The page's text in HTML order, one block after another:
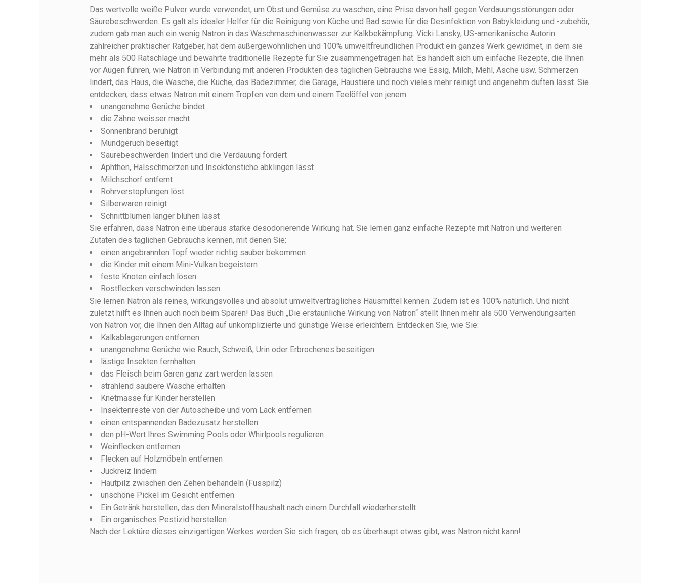
Das wertvolle weiße Pulver wurde verwendet, um Obst und Gemüse zu waschen, eine Prise davon half gegen Verdauungsstörungen oder
Säurebeschwerden. Es galt als idealer Helfer für die Reinigung von Küche und Bad sowie für die Desinfektion von Babykleidung und -zubehör,
zudem gab man auch ein wenig Natron in das Waschmaschinenwasser zur Kalkbekämpfung. Vicki Lansky, US-amerikanische Autorin
zahlreicher praktischer Ratgeber, hat dem außergewöhnlichen und 100% umweltfreundlichen Produkt ein ganzes Werk gewidmet, in dem sie
mehr als 500 Ratschläge und bewährte traditionelle Rezepte für Sie zusammengetragen hat. Es handelt sich um einfache Rezepte, die Ihnen
vor Augen führen, wie Natron in Verbindung mit anderen Produkten des täglichen Gebrauchs wie Essig, Milch, Mehl, Asche usw. Schmerzen
lindert, das Haus, die Wäsche, die Küche, das Badezimmer, die Garage, Haustiere und noch vieles mehr reinigt und angenehm duften lässt. Sie
entdecken, dass etwas Natron mit einem Tropfen von dem und einem Teelöffel von jenem
unangenehme Gerüche bindet
die Zähne weisser macht
Sonnenbrand beruhigt
Mundgeruch beseitigt
Säurebeschwerden lindert und die Verdauung fördert
Aphthen, Halsschmerzen und Insektenstiche abklingen lässt
Milchschorf entfernt
Rohrverstopfungen löst
Silberwaren reinigt
Schnittblumen länger blühen lässt
Sie erfahren, dass Natron eine überaus starke desodorierende Wirkung hat. Sie lernen ganz einfache Rezepte mit Natron und weiteren
Zutaten des täglichen Gebrauchs kennen, mit denen Sie:
einen angebrannten Topf wieder richtig sauber bekommen
die Kinder mit einem Mini-Vulkan begeistern
feste Knoten einfach lösen
Rostflecken verschwinden lassen
Sie lernen Natron als reines, wirkungsvolles und absolut umweltverträgliches Hausmittel kennen. Zudem ist es 100% natürlich. Und nicht
zuletzt hilft es Ihnen auch noch beim Sparen! Das Buch „Die erstaunliche Wirkung von Natron“ stellt Ihnen mehr als 500 Verwendungsarten
von Natron vor, die Ihnen den Alltag auf unkomplizierte und günstige Weise erleichtern. Entdecken Sie, wie Sie:
Kalkablagerungen entfernen
unangenehme Gerüche wie Rauch, Schweiß, Urin oder Erbrochenes beseitigen
lästige Insekten fernhalten
das Fleisch beim Garen ganz zart werden lassen
strahlend saubere Wäsche erhalten
Knetmasse für Kinder herstellen
Insektenreste von der Autoscheibe und vom Lack entfernen
einen entspannenden Badezusatz herstellen
den pH-Wert Ihres Swimming Pools oder Whirlpools regulieren
Weinflecken entfernen
Flecken auf Holzmöbeln entfernen
Juckreiz lindern
Hautpilz zwischen den Zehen behandeln (Fusspilz)
unschöne Pickel im Gesicht entfernen
Ein Getränk herstellen, das den Mineralstoffhaushalt nach einem Durchfall wiederherstellt
Ein organisches Pestizid herstellen
Nach der Lektüre dieses einzigartigen Werkes werden Sie sich fragen, ob es überhaupt etwas gibt, was Natron nicht kann!